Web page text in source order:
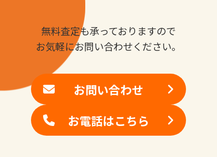
無料査定も承っておりますので
お気軽にお問い合わせください。
お問い合わせ
お電話はこちら